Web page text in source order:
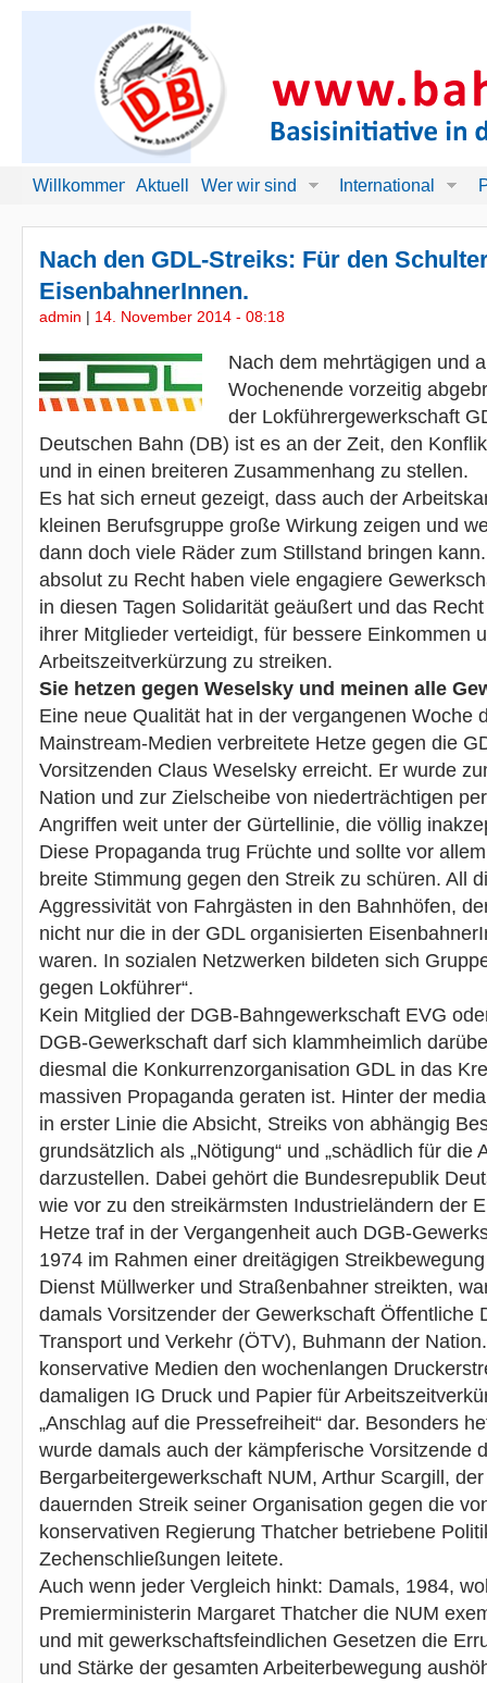
Willkommen! Aktuell Wer wir sind International
Nach den GDL-Streiks: Für den
EisenbahnerInnen.
admin | 14. November 2014 - 08:18
Nach dem mehrtägigen und
Wochenende vorzeitig
der Lokführergewerkschaft
Deutschen Bahn (DB) ist es an der Zeit, den
und in einen breiteren Zusammenhang zu stellen.
Es hat sich erneut gezeigt, dass auch der
kleinen Berufsgruppe große Wirkung zeigen und
dann doch viele Räder zum Stillstand bringen
absolut zu Recht haben viele engagiere
in diesen Tagen Solidarität geäußert und das
ihrer Mitglieder verteidigt, für bessere Einkommen
Arbeitszeitverkürzung zu streiken.
Sie hetzen gegen Weselsky und meinen alle
Eine neue Qualität hat in der vergangenen Woche
Mainstream-Medien verbreitete Hetze gegen die
Vorsitzenden Claus Weselsky erreicht. Er wurde
Nation und zur Zielscheibe von niederträchtigen
Angriffen weit unter der Gürtellinie, die völlig
Diese Propaganda trug Früchte und sollte vor
breite Stimmung gegen den Streik zu schüren. All
Aggressivität von Fahrgästen in den Bahnhöfen,
nicht nur die in der GDL organisierten
waren. In sozialen Netzwerken bildeten sich
gegen Lokführer“.
Kein Mitglied der DGB-Bahngewerkschaft EVG
DGB-Gewerkschaft darf sich klammheimlich
diesmal die Konkurrenzorganisation GDL in das
massiven Propaganda geraten ist. Hinter der
in erster Linie die Absicht, Streiks von abhängig
grundsätzlich als „Nötigung“ und „schädlich für die
darzustellen. Dabei gehört die Bundesrepublik
wie vor zu den streikärmsten Industrieländern der
Hetze traf in der Vergangenheit auch DGB-
1974 im Rahmen einer dreitägigen
Dienst Müllwerker und Straßenbahner streikten,
damals Vorsitzender der Gewerkschaft Öffentliche
Transport und Verkehr (ÖTV), Buhmann der
konservative Medien den wochenlangen
damaligen IG Druck und Papier für
„Anschlag auf die Pressefreiheit“ dar. Besonders
wurde damals auch der kämpferische Vorsitzende
Bergarbeitergewerkschaft NUM, Arthur Scargill,
dauernden Streik seiner Organisation gegen die
konservativen Regierung Thatcher betriebene
Zechenschließungen leitete.
Auch wenn jeder Vergleich hinkt: Damals, 1984,
Premierministerin Margaret Thatcher die NUM
und mit gewerkschaftsfeindlichen Gesetzen die
und Stärke der gesamten Arbeiterbewegung